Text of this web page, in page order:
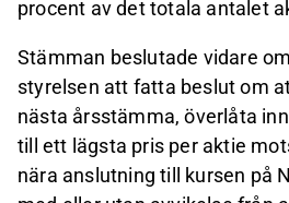
procent av det totala antalet
Stämman beslutade vidare
styrelsen att fatta beslut om
nästa årsstämma, överlåta
till ett lägsta pris per aktie
nära anslutning till kursen på